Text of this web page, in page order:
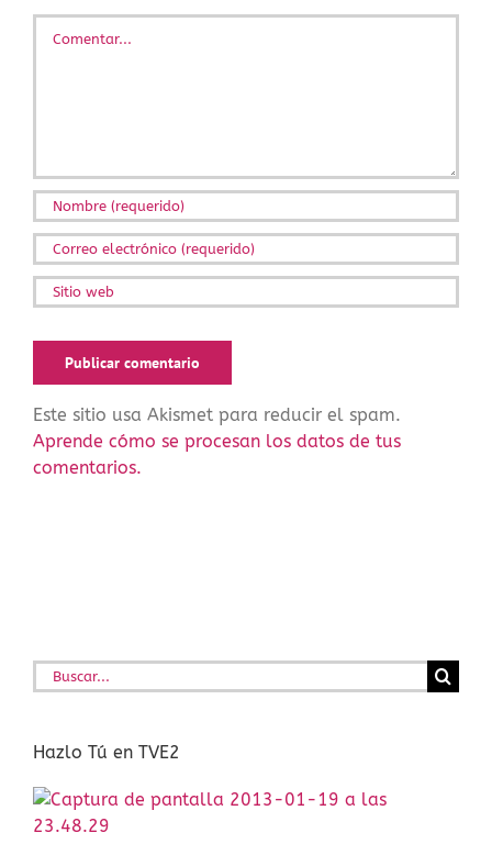
Este sitio usa Akismet para reducir el spam.
Aprende cómo se procesan los datos de tus
comentarios.
Buscar:
Hazlo Tú en TVE2